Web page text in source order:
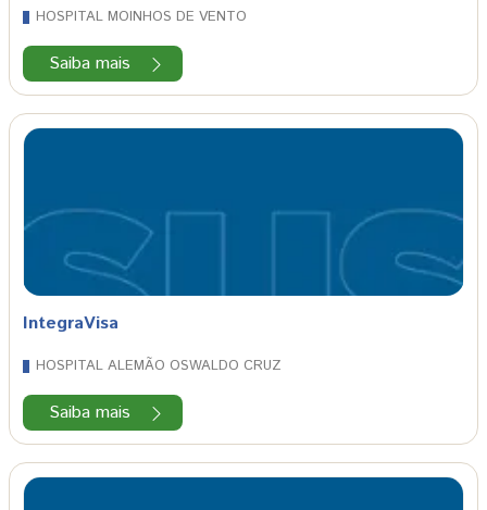
HOSPITAL MOINHOS DE VENTO
Saiba mais
IntegraVisa
HOSPITAL ALEMÃO OSWALDO CRUZ
Saiba mais